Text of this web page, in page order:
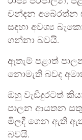
චන්දන අබේරත්න
සඳහා අවශ්‍ය
ගන්නා බවයි.
ඇතැම් පළාත්
නොමැති බවද
ඔහු වැඩිදුරටත්
පාලන ආයතන
මිලදී ගෙන ඇති
බවයි.